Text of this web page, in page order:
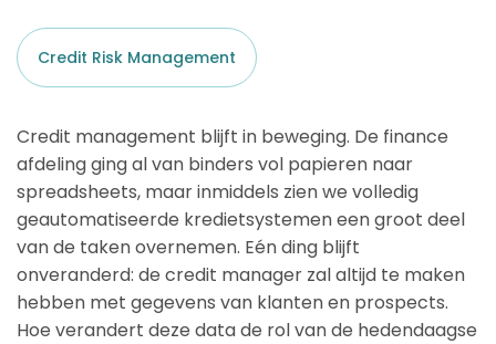
Credit Risk Management
Credit management blijft in beweging. De finance
afdeling ging al van binders vol papieren naar
spreadsheets, maar inmiddels zien we volledig
geautomatiseerde kredietsystemen een groot deel
van de taken overnemen. Eén ding blijft
onveranderd: de credit manager zal altijd te maken
hebben met gegevens van klanten en prospects.
Hoe verandert deze data de rol van de hedendaagse